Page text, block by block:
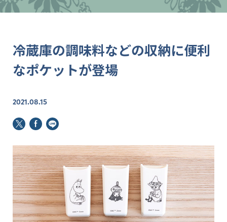
冷蔵庫の調味料などの収納に便利
なポケットが登場
2021.08.15